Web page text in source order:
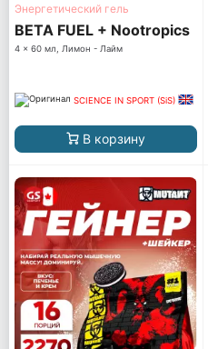
Энергетический гель
BETA FUEL + Nootropics
4 x 60 мл, Лимон - Лайм
SCIENCE IN SPORT (SiS)
В корзину